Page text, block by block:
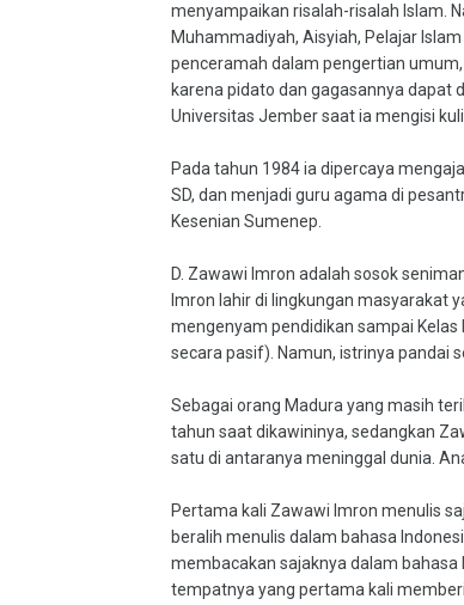
menyampaikan risalah-risalah Islam.
Muhammadiyah, Aisyiah, Pelajar
penceramah dalam pengertian
karena pidato dan gagasannya dapat
Universitas Jember saat ia mengisi
Pada tahun 1984 ia dipercaya
SD, dan menjadi guru agama di
Kesenian Sumenep.
D. Zawawi Imron adalah sosok
Imron lahir di lingkungan masyarakat
mengenyam pendidikan sampai Kelas
secara pasif). Namun, istrinya pandai
Sebagai orang Madura yang masih
tahun saat dikawininya, sedangkan
satu di antaranya meninggal dunia.
Pertama kali Zawawi Imron menulis
beralih menulis dalam bahasa
membacakan sajaknya dalam
tempatnya yang pertama kali